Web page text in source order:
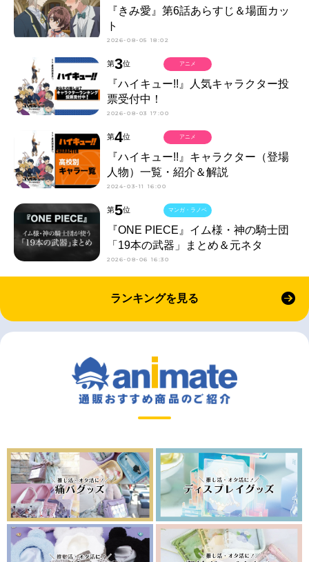
『きみ愛』第6話あらすじ＆場面カッ
ト
2026-08-05 18:02
第3位
『ハイキュー!!』人気キャラクター投
票受付中！
2026-08-03 17:00
アニメ
第4位
『ハイキュー!!』キャラクター（登場
人物）一覧・紹介＆解説
2024-03-11 16:00
アニメ
第5位
『ONE PIECE』イム様・神の騎士団
「19本の武器」まとめ＆元ネタ
2026-08-06 16:30
マンガ・ラノベ
ランキングを見る